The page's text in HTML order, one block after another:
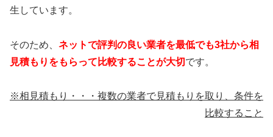
生しています。
そのため、 ネットで評判の良い業者を最低でも3社から相
見積もりをもらって比較することが大切です。
※相見積もり・・・複数の業者で見積もりを取り、条件を
比較すること